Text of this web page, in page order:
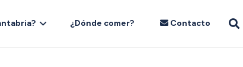
¿Dónde comer? Contacto